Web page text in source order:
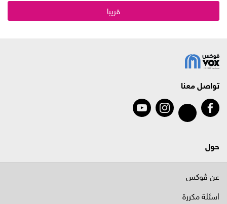
قريبا
تواصل معنا
حول
عن ڤوكس
اسئلة مكررة